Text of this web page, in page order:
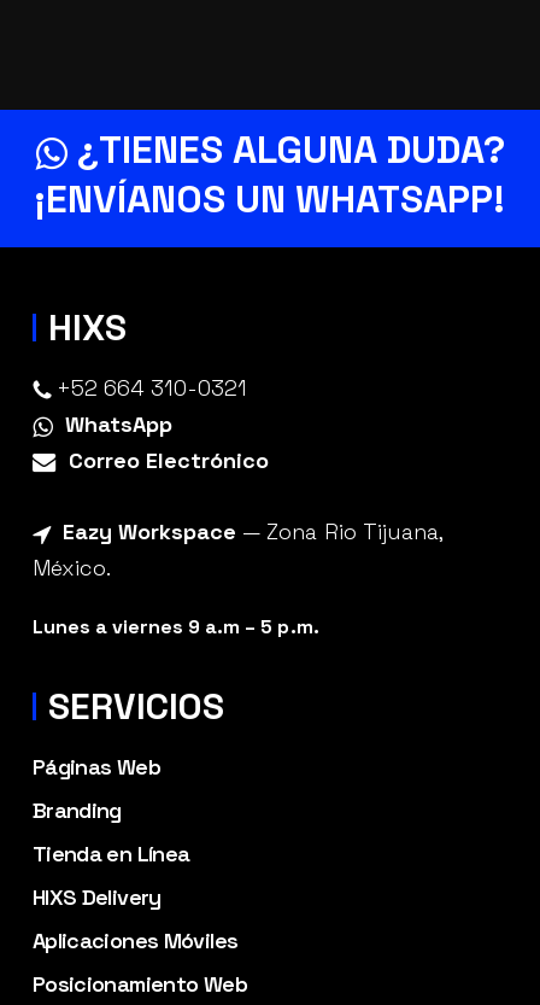
¿TIENES ALGUNA DUDA?
¡ENVÍANOS UN WHATSAPP!
HIXS
+52 664 310-0321
WhatsApp
Correo Electrónico
Eazy Workspace — Zona Rio Tijuana,
México.
Lunes a viernes 9 a.m – 5 p.m.
SERVICIOS
Páginas Web
Branding
Tienda en Línea
HIXS Delivery
Aplicaciones Móviles
Posicionamiento Web